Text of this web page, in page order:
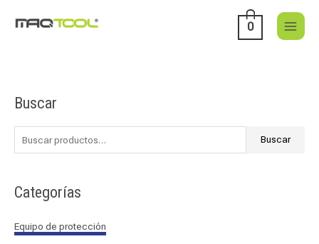
0
Buscar
B
r
o
Buscar
Categorías
Equipo de protección